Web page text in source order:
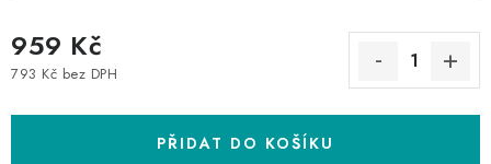
959 Kč
793 Kč bez DPH
PŘIDAT DO KOŠÍKU